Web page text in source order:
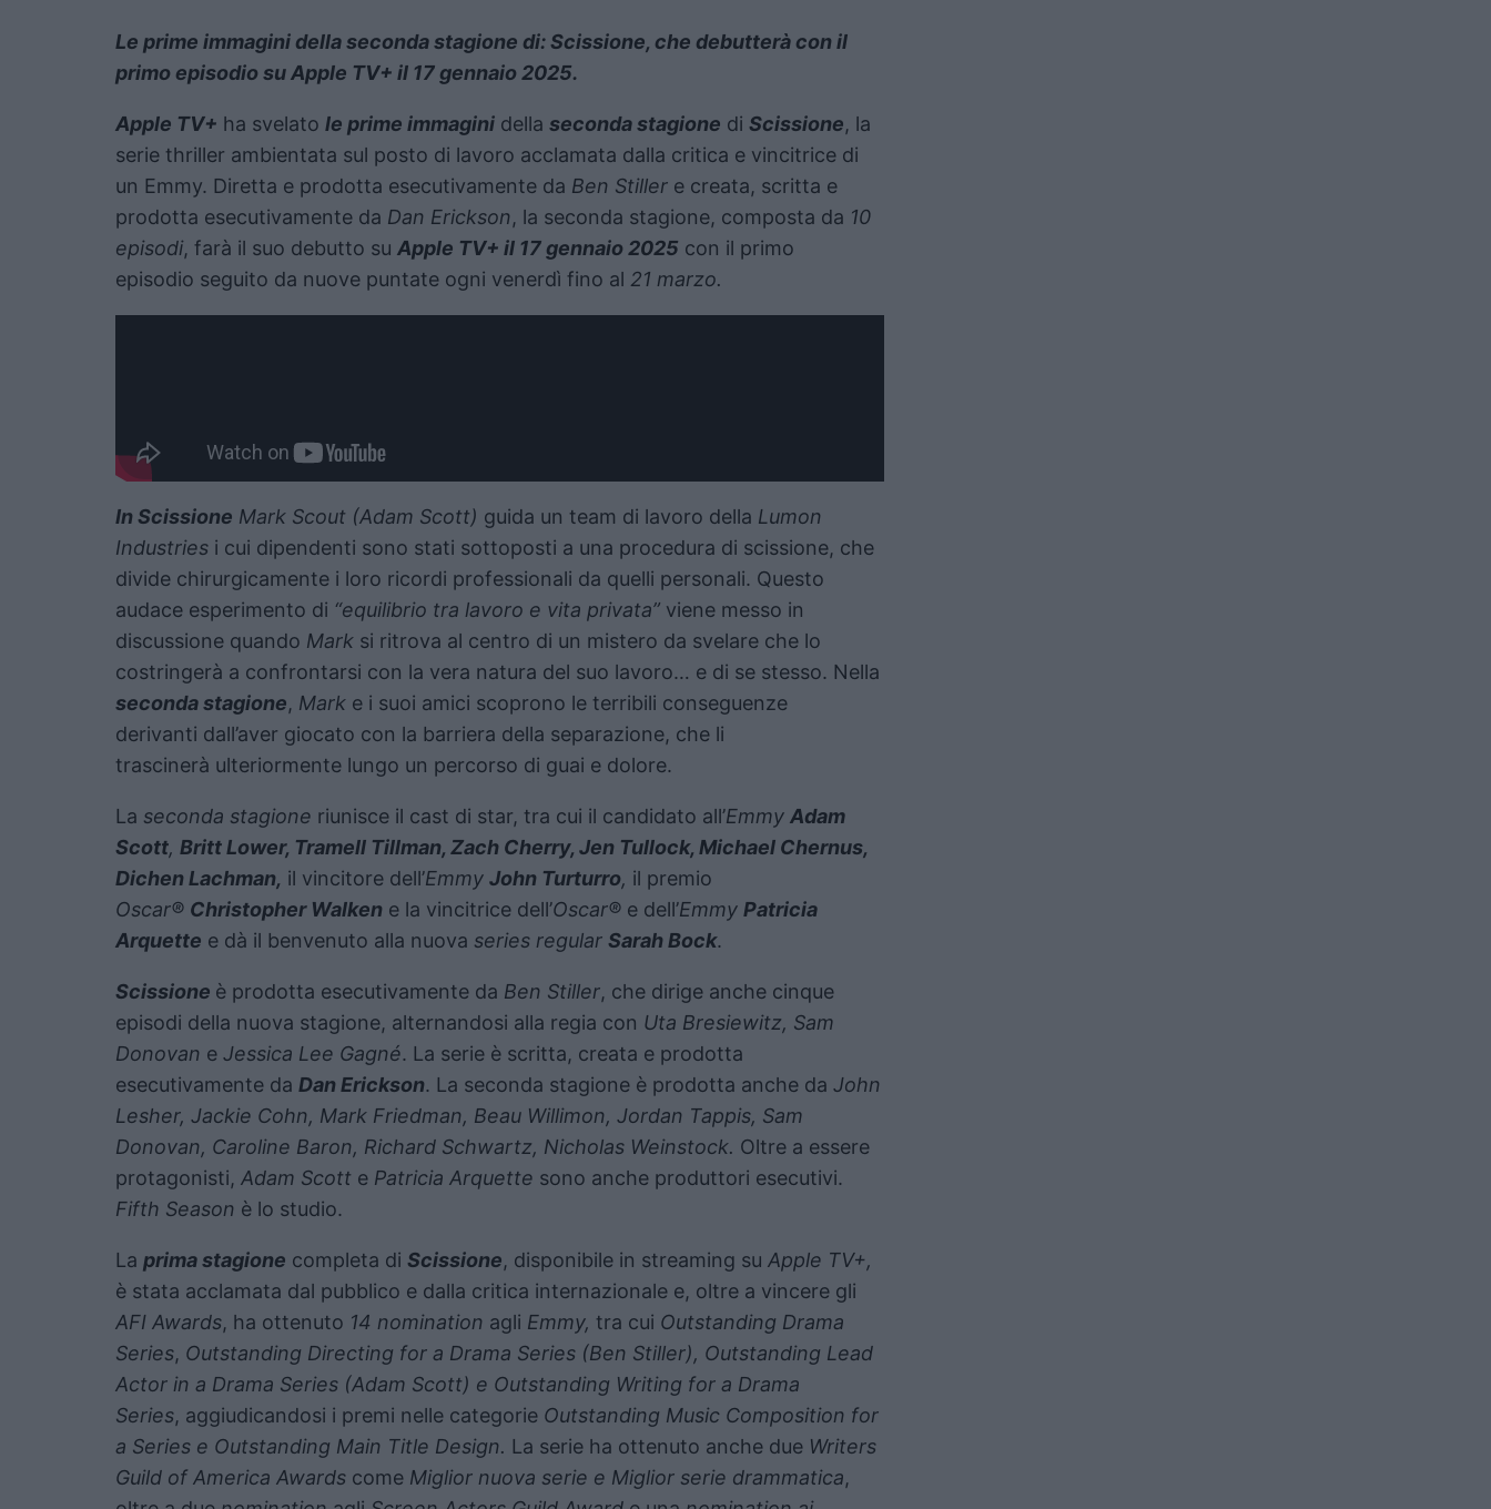
Le prime immagini della seconda stagione di: Scissione, che debutterà con il
primo episodio su Apple TV+ il 17 gennaio 2025.
Apple TV+ ha svelato le prime immagini della seconda stagione di Scissione, la
serie thriller ambientata sul posto di lavoro acclamata dalla critica e vincitrice di
un Emmy. Diretta e prodotta esecutivamente da Ben Stiller e creata, scritta e
prodotta esecutivamente da Dan Erickson, la seconda stagione, composta da 10
episodi, farà il suo debutto su Apple TV+ il 17 gennaio 2025 con il primo
episodio seguito da nuove puntate ogni venerdì fino al 21 marzo.
In Scissione Mark Scout (Adam Scott) guida un team di lavoro della Lumon
Industries i cui dipendenti sono stati sottoposti a una procedura di scissione, che
divide chirurgicamente i loro ricordi professionali da quelli personali. Questo
audace esperimento di “equilibrio tra lavoro e vita privata” viene messo in
discussione quando Mark si ritrova al centro di un mistero da svelare che lo
costringerà a confrontarsi con la vera natura del suo lavoro… e di se stesso. Nella
seconda stagione, Mark e i suoi amici scoprono le terribili conseguenze
derivanti dall’aver giocato con la barriera della separazione, che li
trascinerà ulteriormente lungo un percorso di guai e dolore.
La seconda stagione riunisce il cast di star, tra cui il candidato all’Emmy Adam
Scott, Britt Lower, Tramell Tillman, Zach Cherry, Jen Tullock, Michael Chernus,
Dichen Lachman, il vincitore dell’Emmy John Turturro, il premio
Oscar® Christopher Walken e la vincitrice dell’Oscar® e dell’Emmy Patricia
Arquette e dà il benvenuto alla nuova series regular Sarah Bock.
Scissione è prodotta esecutivamente da Ben Stiller, che dirige anche cinque
episodi della nuova stagione, alternandosi alla regia con Uta Bresiewitz, Sam
Donovan e Jessica Lee Gagné. La serie è scritta, creata e prodotta
esecutivamente da Dan Erickson. La seconda stagione è prodotta anche da John
Lesher, Jackie Cohn, Mark Friedman, Beau Willimon, Jordan Tappis, Sam
Donovan, Caroline Baron, Richard Schwartz, Nicholas Weinstock. Oltre a essere
protagonisti, Adam Scott e Patricia Arquette sono anche produttori esecutivi.
Fifth Season è lo studio.
La prima stagione completa di Scissione, disponibile in streaming su Apple TV+,
è stata acclamata dal pubblico e dalla critica internazionale e, oltre a vincere gli
AFI Awards, ha ottenuto 14 nomination agli Emmy, tra cui Outstanding Drama
Series, Outstanding Directing for a Drama Series (Ben Stiller), Outstanding Lead
Actor in a Drama Series (Adam Scott) e Outstanding Writing for a Drama
Series, aggiudicandosi i premi nelle categorie Outstanding Music Composition for
a Series e Outstanding Main Title Design. La serie ha ottenuto anche due Writers
Guild of America Awards come Miglior nuova serie e Miglior serie drammatica,